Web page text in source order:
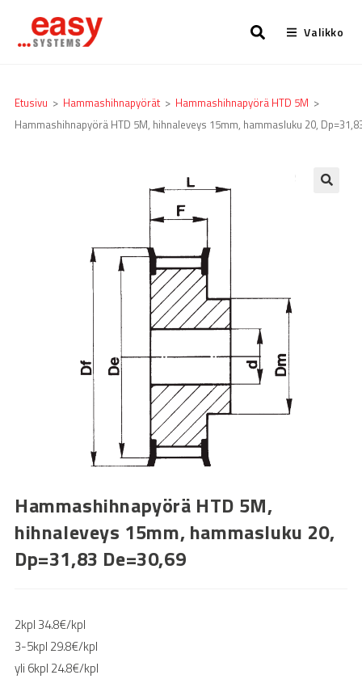
Valikko
Etusivu > Hammashihnapyörät > Hammashihnapyörä HTD 5M >
Hammashihnapyörä HTD 5M, hihnaleveys 15mm, hammasluku 20,
Hammashihnapyörä HTD 5M,
hihnaleveys 15mm, hammasluku 20,
Dp=31,83 De=30,69
2kpl 34.8€/kpl
3-5kpl 29.8€/kpl
yli 6kpl 24.8€/kpl